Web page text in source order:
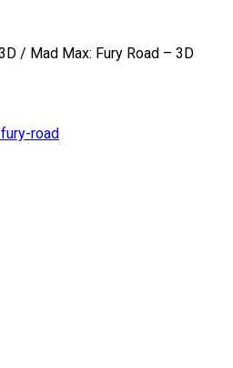
/ Mad Max: Fury Road – 3D